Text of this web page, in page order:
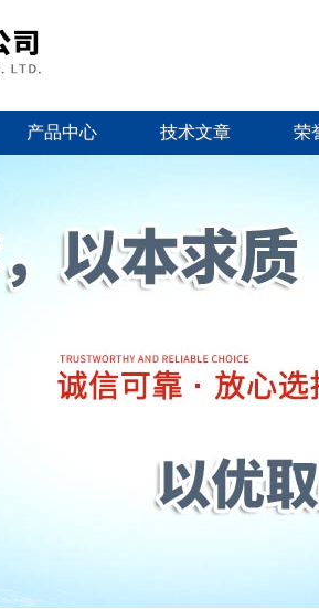
产品中心 技术文章 荣